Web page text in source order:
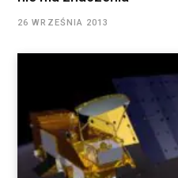
26 WRZEŚNIA 2013